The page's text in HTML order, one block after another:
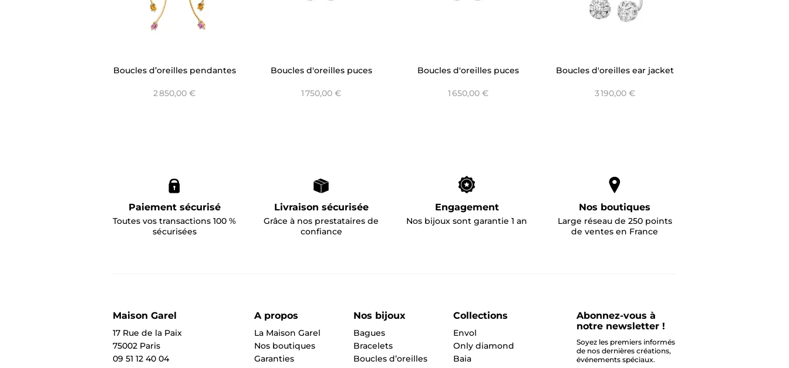
Boucles d’oreilles pendantes
Baia
2 850,00 €
Boucles d'oreilles puces
Lizzy - Versailles
1 750,00 €
Boucles d'oreilles puces
Versailles
1 650,00 €
Boucles d'oreilles ear jacket
3 190,00 €
Paiement sécurisé
Toutes vos transactions 100 %
sécurisées
Livraison sécurisée
Grâce à nos prestataires de
confiance
Engagement
Nos bijoux sont garantie 1 an
Nos boutiques
Large réseau de 250 points
de ventes en France
Maison Garel
17 Rue de la Paix
75002 Paris
09 51 12 40 04
A propos
La Maison Garel
Nos boutiques
Garanties
Nos bijoux
Bagues
Bracelets
Boucles d’oreilles
Collections
Envol
Only diamond
Baia
Abonnez-vous à
notre newsletter !
Soyez les premiers informés
de nos dernières créations,
événements spéciaux.